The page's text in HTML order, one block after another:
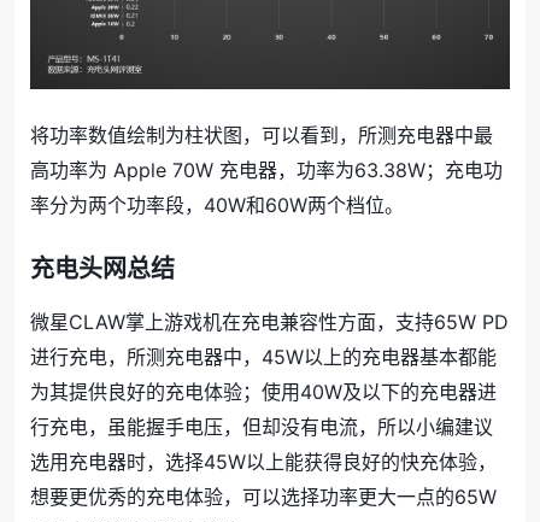
将功率数值绘制为柱状图，可以看到，所测充电器中最
高功率为 Apple 70W 充电器，功率为63.38W；充电功
率分为两个功率段，40W和60W两个档位。
充电头网总结
微星CLAW掌上游戏机在充电兼容性方面，支持65W PD
进行充电，所测充电器中，45W以上的充电器基本都能
为其提供良好的充电体验；使用40W及以下的充电器进
行充电，虽能握手电压，但却没有电流，所以小编建议
选用充电器时，选择45W以上能获得良好的快充体验，
想要更优秀的充电体验，可以选择功率更大一点的65W